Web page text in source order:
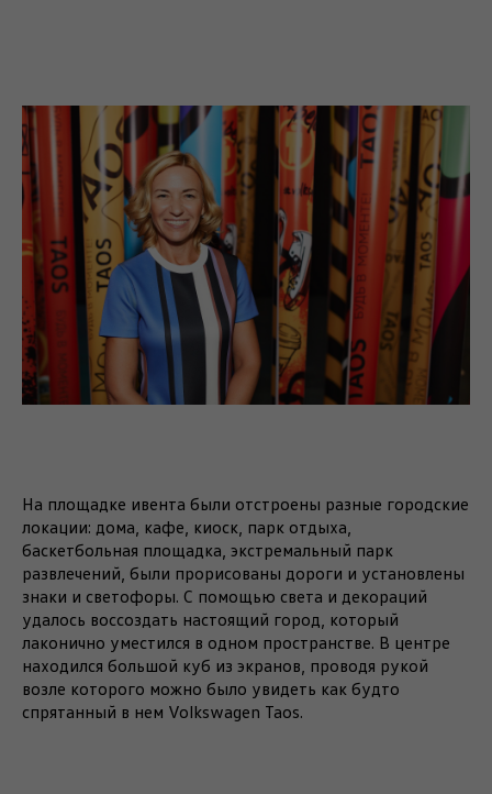
На площадке ивента были отстроены разные городские
локации: дома, кафе, киоск, парк отдыха,
баскетбольная площадка, экстремальный парк
развлечений, были прорисованы дороги и установлены
знаки и светофоры. С помощью света и декораций
удалось воссоздать настоящий город, который
лаконично уместился в одном пространстве. В центре
находился большой куб из экранов, проводя рукой
возле которого можно было увидеть как будто
спрятанный в нем Volkswagen Taos.